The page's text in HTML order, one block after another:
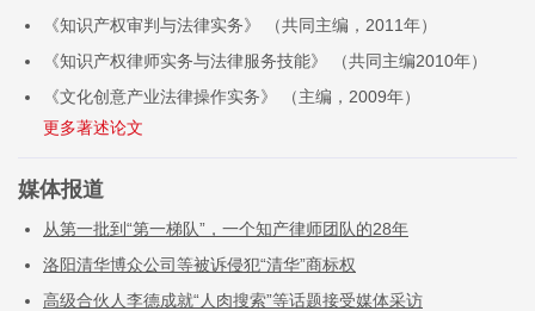
《知识产权审判与法律实务》 （共同主编，2011年）
《知识产权律师实务与法律服务技能》 （共同主编2010年）
《文化创意产业法律操作实务》 （主编，2009年）
媒体报道
从第一批到“第一梯队”，一个知产律师团队的28年
洛阳清华博众公司等被诉侵犯“清华”商标权
高级合伙人李德成就“人肉搜索”等话题接受媒体采访